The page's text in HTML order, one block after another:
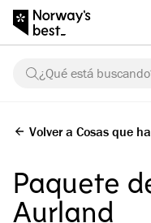
¿Qué está
Volver a Cosas que
Paquete
Aurland